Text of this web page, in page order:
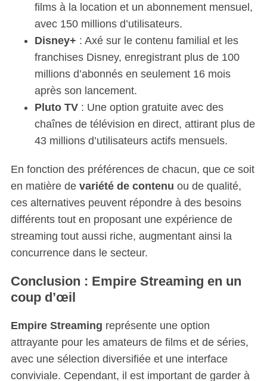
films à la location et un abonnement mensuel,
avec 150 millions d’utilisateurs.
Disney+ : Axé sur le contenu familial et les
franchises Disney, enregistrant plus de 100
millions d’abonnés en seulement 16 mois
après son lancement.
Pluto TV: Une option gratuite avec des
chaînes de télévision en direct, attirant plus de
43 millions d’utilisateurs actifs mensuels.
En fonction des préférences de chacun, que ce soit
en matière de variété de contenu ou de qualité,
ces alternatives peuvent répondre à des besoins
différents tout en proposant une expérience de
streaming tout aussi riche, augmentant ainsi la
concurrence dans le secteur.
Conclusion : Empire Streaming en un
coup d’œil
Empire Streaming représente une option
attrayante pour les amateurs de films et de séries,
avec une sélection diversifiée et une interface
conviviale. Cependant, il est important de garder à